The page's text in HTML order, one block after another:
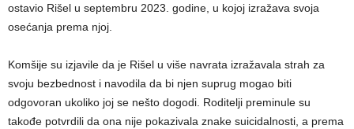
ostavio Rišel u septembru 2023. godine, u kojoj izražava svoja
osećanja prema njoj.
Komšije su izjavile da je Rišel u više navrata izražavala strah za
svoju bezbednost i navodila da bi njen suprug mogao biti
odgovoran ukoliko joj se nešto dogodi. Roditelji preminule su
takođe potvrdili da ona nije pokazivala znake suicidalnosti, a prema